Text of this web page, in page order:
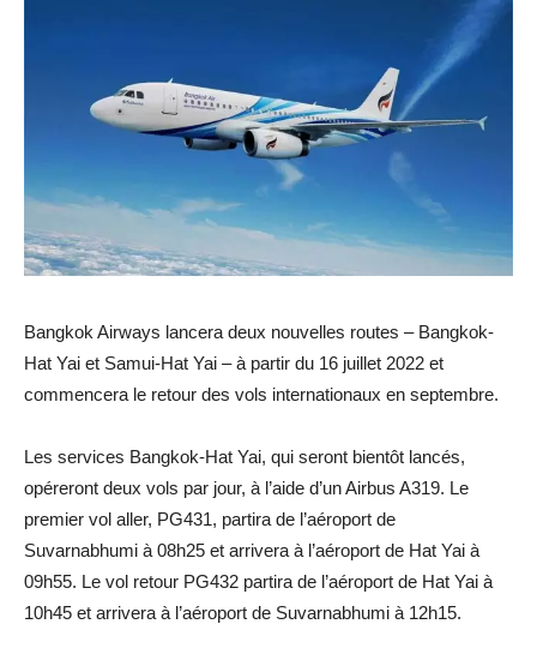
Bangkok Airways lancera deux nouvelles routes – Bangkok-
Hat Yai et Samui-Hat Yai – à partir du 16 juillet 2022 et
commencera le retour des vols internationaux en septembre.
Les services Bangkok-Hat Yai, qui seront bientôt lancés,
opéreront deux vols par jour, à l’aide d’un Airbus A319. Le
premier vol aller, PG431, partira de l’aéroport de
Suvarnabhumi à 08h25 et arrivera à l’aéroport de Hat Yai à
09h55. Le vol retour PG432 partira de l’aéroport de Hat Yai à
10h45 et arrivera à l’aéroport de Suvarnabhumi à 12h15.